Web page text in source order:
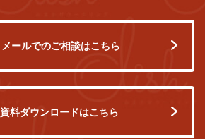
メールでのご相談はこちら
資料ダウンロードはこちら